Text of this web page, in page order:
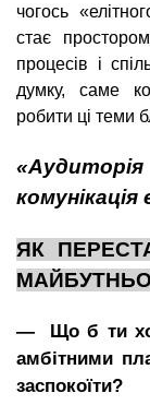
чогось
стає
процесів і
думку, саме
робити ці теми
ЯК
― Що б ти
амбітними
заспокоїти?